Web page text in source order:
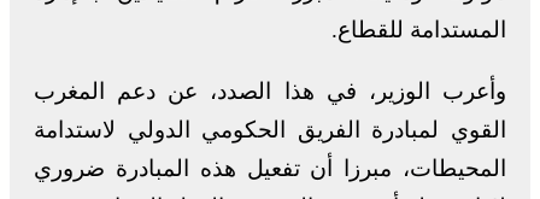
المستدامة للقطاع.
وأعرب الوزير، في هذا الصدد، عن دعم المغرب
القوي لمبادرة الفريق الحكومي الدولي لاستدامة
المحيطات، مبرزا أن تفعيل هذه المبادرة ضروري